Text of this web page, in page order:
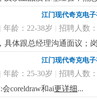
量体系；4、具备良好
资料校对；2、负责品质
跟进结果；4、供应商质
建立，协助认证产品标准
经理商榷，薪酬幅度
江门现代奇克电
| 年龄：22-38岁 | 招聘人数
具体跟总经理沟通面议；
能家居照明开发经验者优
江门现代奇克电
| 年龄：25-30岁 | 招聘人数
coreldraw和ai更详细...